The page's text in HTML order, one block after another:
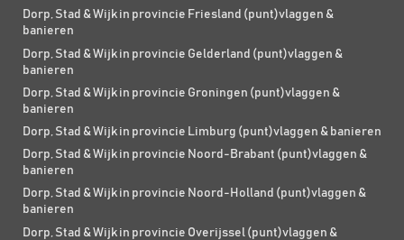
Dorp, Stad & Wijk in provincie Friesland (punt)vlaggen &
banieren
Dorp, Stad & Wijk in provincie Gelderland (punt)vlaggen &
banieren
Dorp, Stad & Wijk in provincie Groningen (punt)vlaggen &
banieren
Dorp, Stad & Wijk in provincie Limburg (punt)vlaggen & banieren
Dorp, Stad & Wijk in provincie Noord-Brabant (punt)vlaggen &
banieren
Dorp, Stad & Wijk in provincie Noord-Holland (punt)vlaggen &
banieren
Dorp, Stad & Wijk in provincie Overijssel (punt)vlaggen &